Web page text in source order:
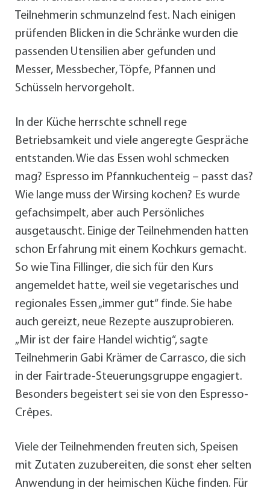
Teilnehmerin schmunzelnd fest. Nach einigen
prüfenden Blicken in die Schränke wurden die
passenden Utensilien aber gefunden und
Messer, Messbecher, Töpfe, Pfannen und
Schüsseln hervorgeholt.
In der Küche herrschte schnell rege
Betriebsamkeit und viele angeregte Gespräche
entstanden. Wie das Essen wohl schmecken
mag? Espresso im Pfannkuchenteig – passt das?
Wie lange muss der Wirsing kochen? Es wurde
gefachsimpelt, aber auch Persönliches
ausgetauscht. Einige der Teilnehmenden hatten
schon Erfahrung mit einem Kochkurs gemacht.
So wie Tina Fillinger, die sich für den Kurs
angemeldet hatte, weil sie vegetarisches und
regionales Essen „immer gut“ finde. Sie habe
auch gereizt, neue Rezepte auszuprobieren.
„Mir ist der faire Handel wichtig“, sagte
Teilnehmerin Gabi Krämer de Carrasco, die sich
in der Fairtrade-Steuerungsgruppe engagiert.
Besonders begeistert sei sie von den Espresso-
Crêpes.
Viele der Teilnehmenden freuten sich, Speisen
mit Zutaten zuzubereiten, die sonst eher selten
Anwendung in der heimischen Küche finden. Für